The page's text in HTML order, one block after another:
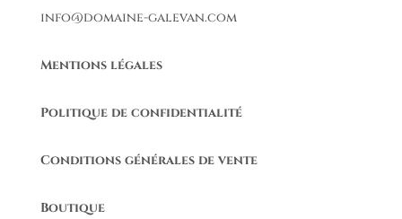
info@domaine-galevan.com
Mentions légales
Politique de confidentialité
Conditions générales de vente
Boutique